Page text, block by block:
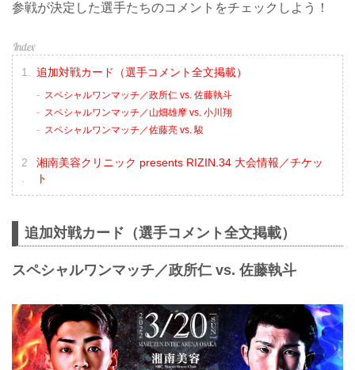
参戦が決定した選手たちのコメントをチェックしよう！
追加対戦カード（選手コメント全文掲載）
スペシャルワンマッチ／政所仁 vs. 佐藤執斗
スペシャルワンマッチ／山畑雄摩 vs. 小川翔
スペシャルワンマッチ／佐藤亮 vs. 駿
湘南美容クリニック presents RIZIN.34 大会情報／チケッ
ト
追加対戦カード（選手コメント全文掲載）
スペシャルワンマッチ／政所仁 vs. 佐藤執斗